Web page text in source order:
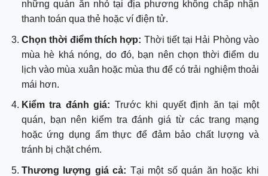
những quán ăn nhỏ tại địa phương không chấp nhận
thanh toán qua thẻ hoặc ví điện tử.
Chọn thời điểm thích hợp: Thời tiết tại Hải Phòng vào
mùa hè khá nóng, do đó, bạn nên chọn thời điểm du
lịch vào mùa xuân hoặc mùa thu để có trải nghiệm thoải
mái hơn.
Kiểm tra đánh giá: Trước khi quyết định ăn tại một
quán, bạn nên kiểm tra đánh giá từ các trang mạng
hoặc ứng dụng ẩm thực để đảm bảo chất lượng và
tránh bị chặt chém.
Thương lượng giá cả: Tại một số quán ăn hoặc khi